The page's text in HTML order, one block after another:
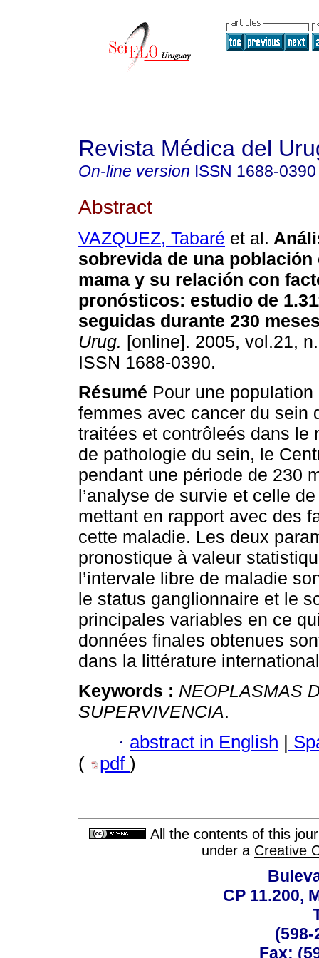
Revista Médica del
On-line version ISSN 1688-0390
Abstract
VAZQUEZ, Tabaré et al.
sobrevida de una población
mama y su relación con
pronósticos: estudio de
seguidas durante 230
Urug. [online]. 2005, vol.21,
ISSN 1688-0390.
Résumé Pour une population
femmes avec cancer du sein
traitées et contrôleés dans le
de pathologie du sein, le
pendant une période de 230
l’analyse de survie et celle
mettant en rapport avec des
cette maladie. Les deux
pronostique à valeur
l’intervale libre de maladie
le status ganglionnaire et le
principales variables en ce
données finales obtenues
dans la littérature
Keywords : NEOPLASMAS
SUPERVIVENCIA.
· abstract in English |
(
pdf )
All the contents of this
under a Creative
CP 11.200,
(598-
Fax: